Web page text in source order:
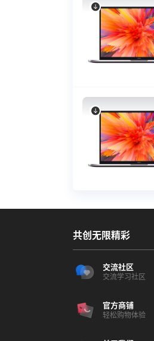
共创无限精彩
交流社区
交流学习社区
官方商铺
轻松购物体验